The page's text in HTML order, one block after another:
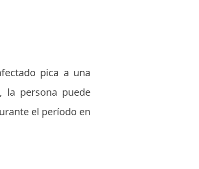
pica a una
la persona puede
el período en